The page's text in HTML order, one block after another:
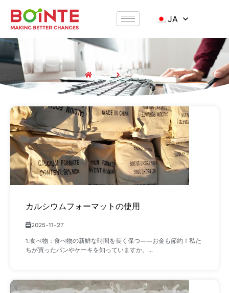
JA
ケース
ホーム ケース
カルシウムフォーマットの使用
2025-11-27
1.食べ物：食べ物の新鮮な時間を長く保つ——お金も節約！​私た
ちが買ったパンやケーキを知っていますか。...